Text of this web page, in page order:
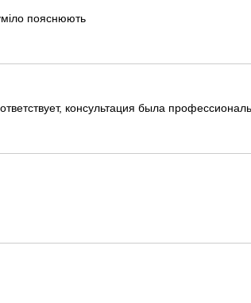
пояснюють
консультация была